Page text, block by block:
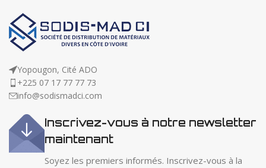
Yopougon, Cité ADO
+225 07 17 77 77 73
info@sodismadci.com
Inscrivez-vous à notre newsletter
maintenant
Soyez les premiers informés. Inscrivez-vous à la